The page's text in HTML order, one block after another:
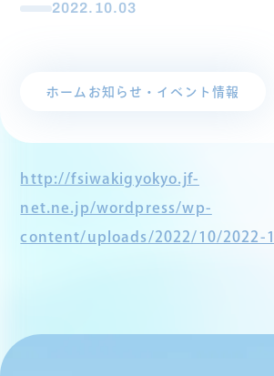
2022.10.03
ホーム お知らせ・イベント情報
http://fsiwakigyokyo.jf-
net.ne.jp/wordpress/wp-
content/uploads/2022/10/2022-